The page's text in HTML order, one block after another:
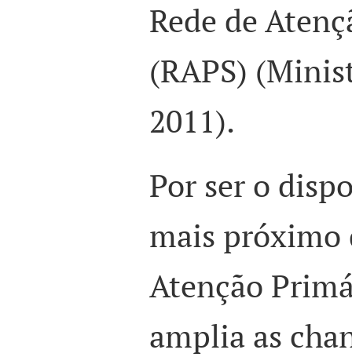
Rede de
(RAPS)
2011).
Por ser o
mais próximo
Atenção
amplia as